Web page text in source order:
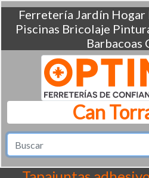
Ferretería Jardín Hogar
Piscinas Bricolaje
Barbacoas
Can